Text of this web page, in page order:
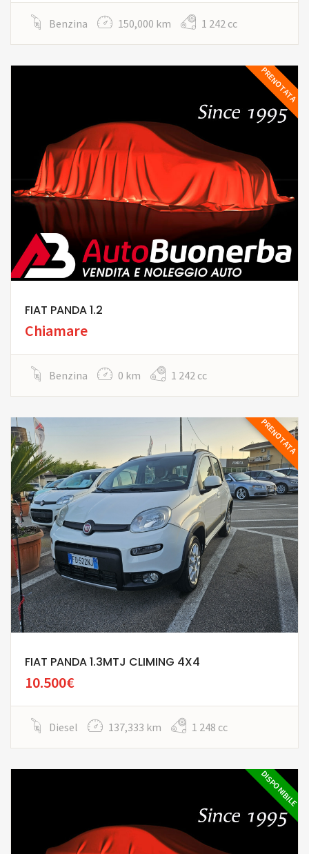
Benzina 150,000 km 1 242 cc
PRENOTATA
FIAT PANDA 1.2
Chiamare
Benzina 0 km 1 242 cc
PRENOTATA
FIAT PANDA 1.3MTJ CLIMING 4X4
10.500€
Diesel 137,333 km 1 248 cc
DISPONIBILE